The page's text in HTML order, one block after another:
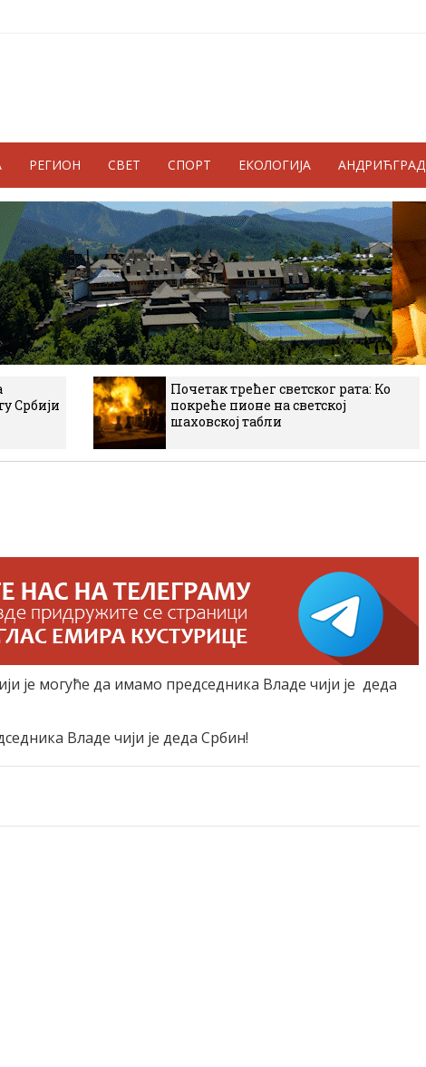
РЕГИОН СВЕТ СПОРТ ЕКОЛОГИЈА АНДРИЋГРАД
Србији
Почетак трећег светског рата: Ко
покреће пионе на светској
шаховској табли
је могуће да имамо председника Владе чији је деда
Владе чији је деда Србин!